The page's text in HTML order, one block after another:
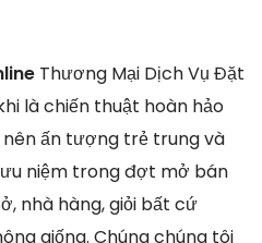
Thương Mại Dịch Vụ Đặt
là chiến thuật hoàn hảo
ấn tượng trẻ trung và
niệm trong đợt mở bán
nhà hàng, giỏi bất cứ
giống. Chúng chúng tôi